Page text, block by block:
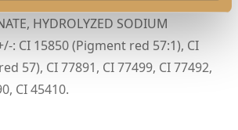
HYDROLYZED SODIUM
: CI 15850 (Pigment red 57:1), CI
57), CI 77891, CI 77499, CI 77492,
CI 45410.